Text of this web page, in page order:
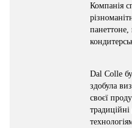
Компанія
панеттоне,
Dal Colle
здобула
своєї